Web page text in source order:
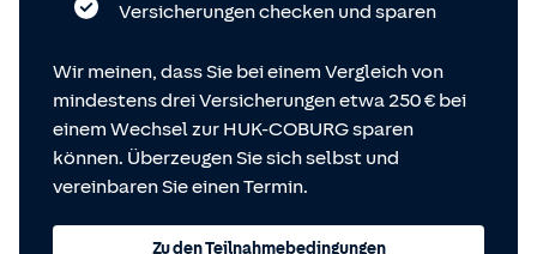
Versicherungen checken und sparen
Wir meinen, dass Sie bei einem Vergleich von
mindestens drei Versicherungen etwa 250 € bei
einem Wechsel zur HUK-COBURG sparen
können. Überzeugen Sie sich selbst und
vereinbaren Sie einen Termin.
Zu den Teilnahmebedingungen